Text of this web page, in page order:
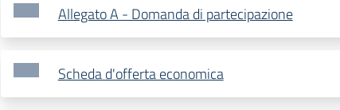
Allegato A - Domanda di partecipazione
Scheda d'offerta economica